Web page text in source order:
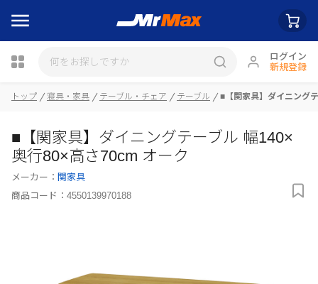
ログイン
新規登録
トップ 寝具・家具 テーブル・チェア テーブル ■【関家具】ダイニング
■【関家具】ダイニングテーブル 幅140×
奥行80×高さ70cm オーク
メーカー： 関家具
商品コード： 4550139970188